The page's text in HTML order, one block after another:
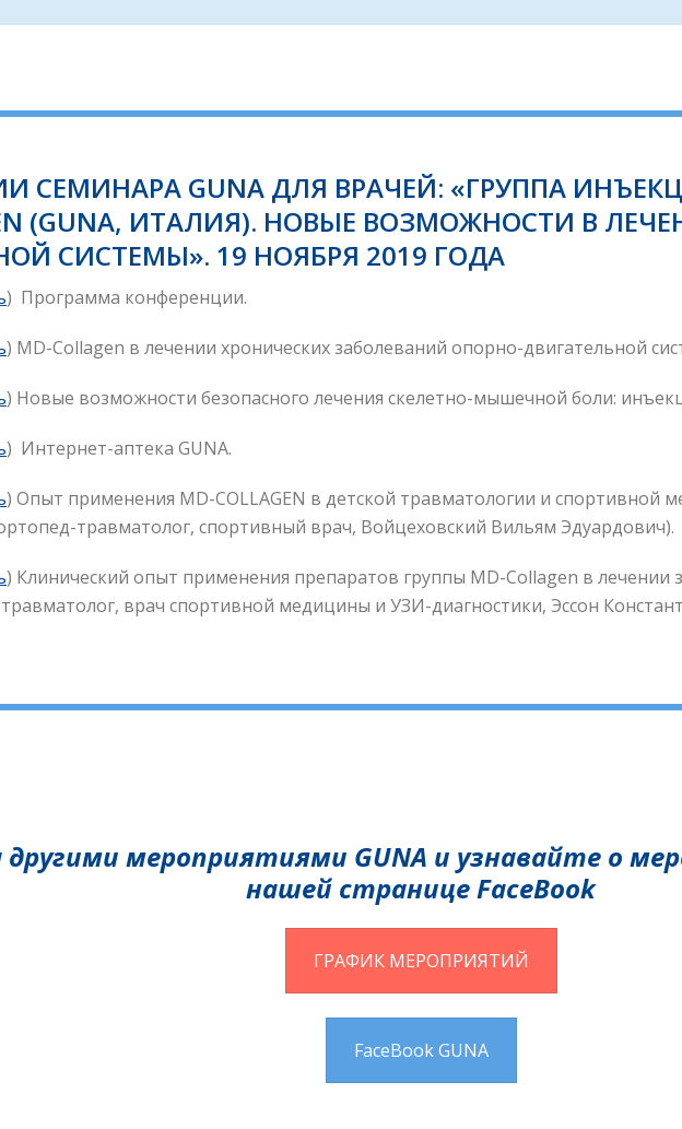
СЕМИНАРА GUNA ДЛЯ ВРАЧЕЙ: «ГРУППА
(GUNA, ИТАЛИЯ). НОВЫЕ ВОЗМОЖНОСТИ В
СИСТЕМЫ». 19 НОЯБРЯ 2019 ГОДА
) Программа конференции.
) MD-Collagen в лечении хронических заболеваний опорно-двигательной
) Новые возможности безопасного лечения скелетно-мышечной боли:
) Интернет-аптека GUNA.
) Опыт применения MD-COLLAGEN в детской травматологии и спортивной
травматолог, спортивный врач, Войцеховский Вильям Эдуардович).
) Клинический опыт применения препаратов группы MD-Collagen в лечении
врач спортивной медицины и УЗИ-диагностики, Эссон
другими мероприятиями GUNA и узнавайте о
нашей странице FaceBook
ГРАФИК МЕРОПРИЯТИЙ
FaceBook GUNA